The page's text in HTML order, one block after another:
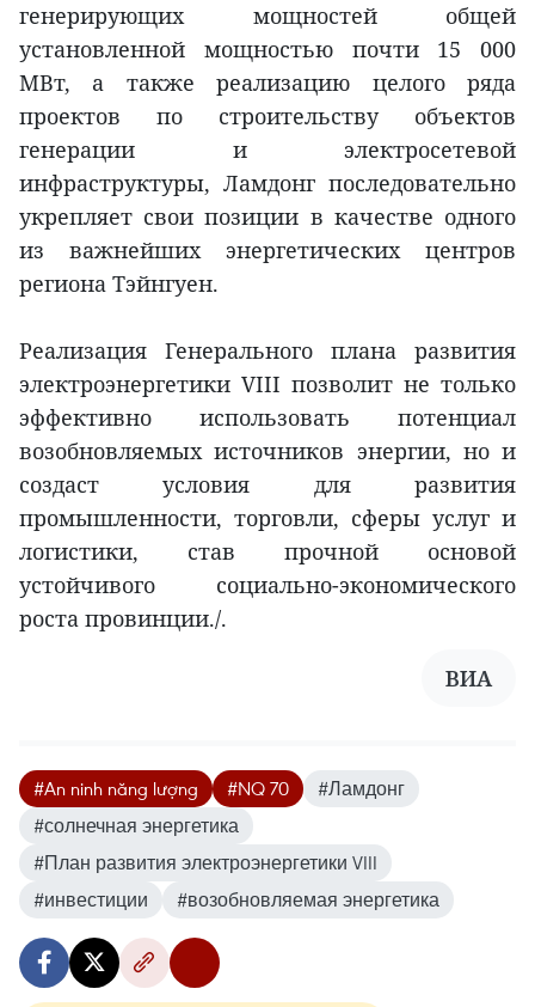
генерирующих мощностей общей
установленной мощностью почти 15 000
МВт, а также реализацию целого ряда
проектов по строительству объектов
генерации и электросетевой
инфраструктуры, Ламдонг последовательно
укрепляет свои позиции в качестве одного
из важнейших энергетических центров
региона Тэйнгуен.
Реализация Генерального плана развития
электроэнергетики VIII позволит не только
эффективно использовать потенциал
возобновляемых источников энергии, но и
создаст условия для развития
промышленности, торговли, сферы услуг и
логистики, став прочной основой
устойчивого социально-экономического
роста провинции./.
ВИА
#An ninh năng lượng #NQ 70
#Ламдонг
#солнечная энергетика
#План развития электроэнергетики VIII
#инвестиции
#возобновляемая энергетика